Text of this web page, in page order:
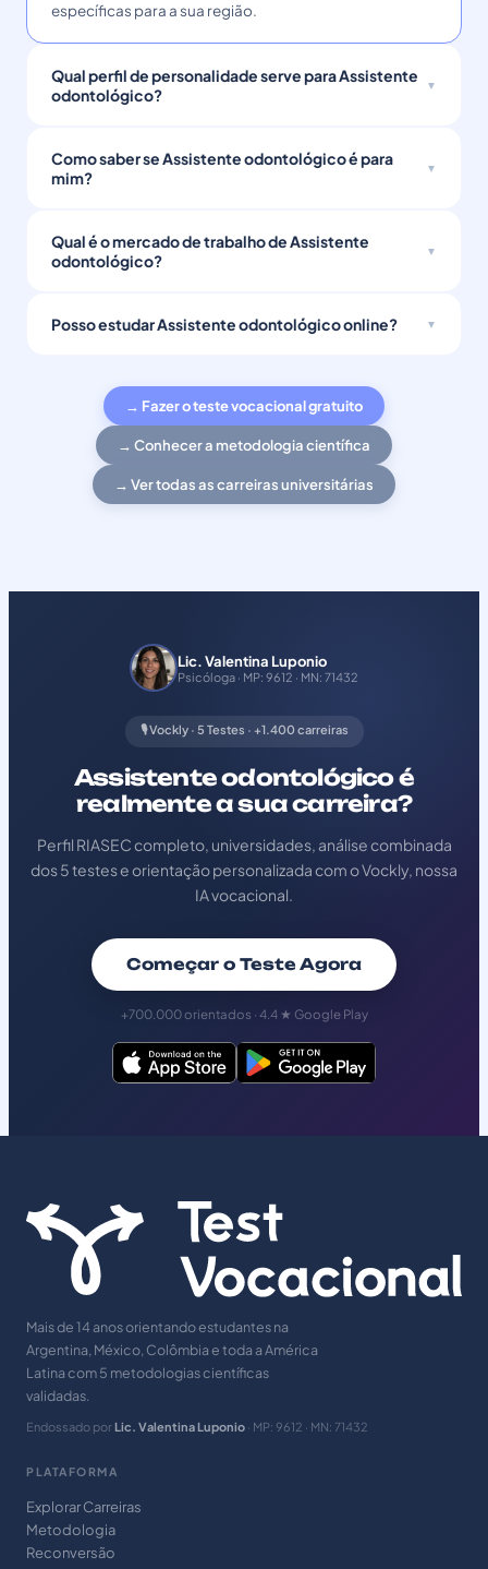
específicas para a sua região.
Qual perfil de personalidade serve para Assistente
odontológico?
Como saber se Assistente odontológico é para
mim?
Qual é o mercado de trabalho de Assistente
odontológico?
Posso estudar Assistente odontológico online?
→ Fazer o teste vocacional gratuito
→ Conhecer a metodologia científica
→ Ver todas as carreiras universitárias
Lic. Valentina Luponio
Psicóloga · MP: 9612 · MN: 71432
🎙️ Vockly · 5 Testes · +1.400 carreiras
Assistente odontológico é
realmente a sua carreira?
Perfil RIASEC completo, universidades, análise combinada
dos 5 testes e orientação personalizada com o Vockly, nossa
IA vocacional.
Começar o Teste Agora
+700.000 orientados · 4.4 ★ Google Play
Mais de 14 anos orientando estudantes na
Argentina, México, Colômbia e toda a América
Latina com 5 metodologias científicas
validadas.
Endossado por Lic. Valentina Luponio · MP: 9612 · MN: 71432
PLATAFORMA
Explorar Carreiras
Metodologia
Reconversão